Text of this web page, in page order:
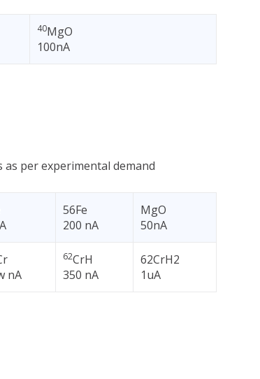
40MgO
100nA
per experimental demand
56Fe
200 nA
MgO
50nA
nA
62CrH
350 nA
62CrH2
1uA